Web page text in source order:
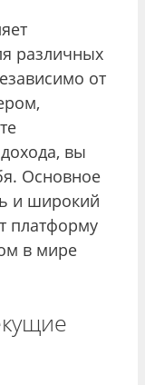
различных
от
вы
Основное
и широкий
платформу
в мире